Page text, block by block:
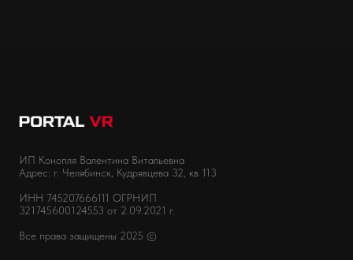
ИП Конопля Валентина Витальевна
Адрес: г. Челябинск, Кудрявцева 32, кв 113
ИНН 745207666111 ОГРНИП
321745600124553 от 2.09.2021 г.
Все права защищены 2025 ©